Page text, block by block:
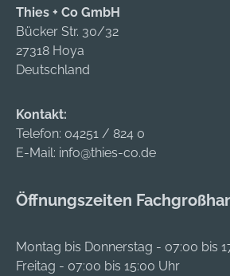
Material:
Geschlossenzelliger
Schaumstoff
Hersteller: JSP
40549 Düsseldorf,
DE, +4921150668449,
info@jspsafety.de
Thies + Co GmbH
Bücker Str. 30/32
27318 Hoya
Deutschland
Kontakt:
Telefon: 04251 / 824 0
E-Mail: info@thies-co.de
Öffnungszeiten
Montag bis Donnerstag - 07:00 bis
Freitag - 07:00 bis 15:00 Uhr